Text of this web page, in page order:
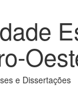
e Dissertações